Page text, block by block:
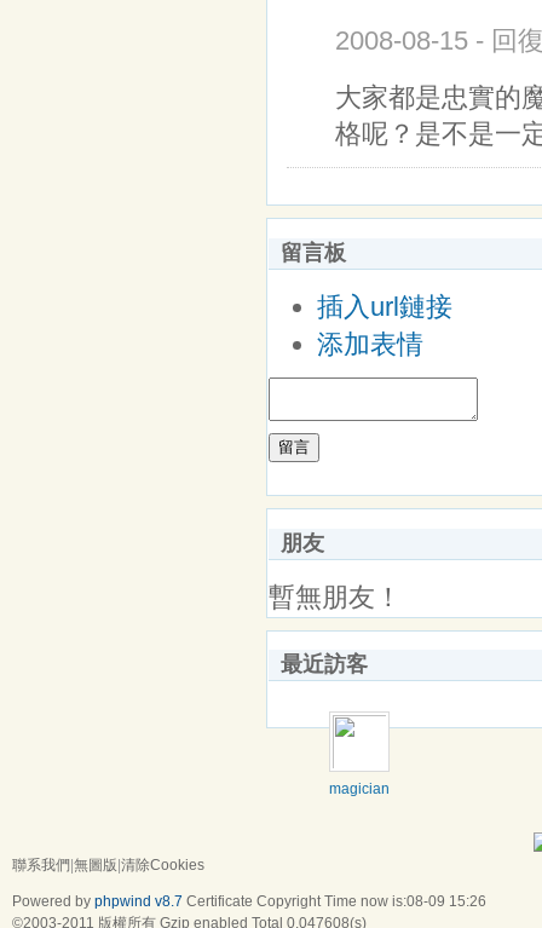
2008-08-15 - 回
大家都是忠實的
格呢？是不是一
留言板
插入url鏈接
添加表情
留言
朋友
暫無朋友！
最近訪客
magicianej
聯系我們 無圖版 清除Cookies
Powered by phpwind v8.7 Certificate Copyright Time now is:08-09 15:26
©2003-2011 版權所有 Gzip enabled Total 0.047608(s)